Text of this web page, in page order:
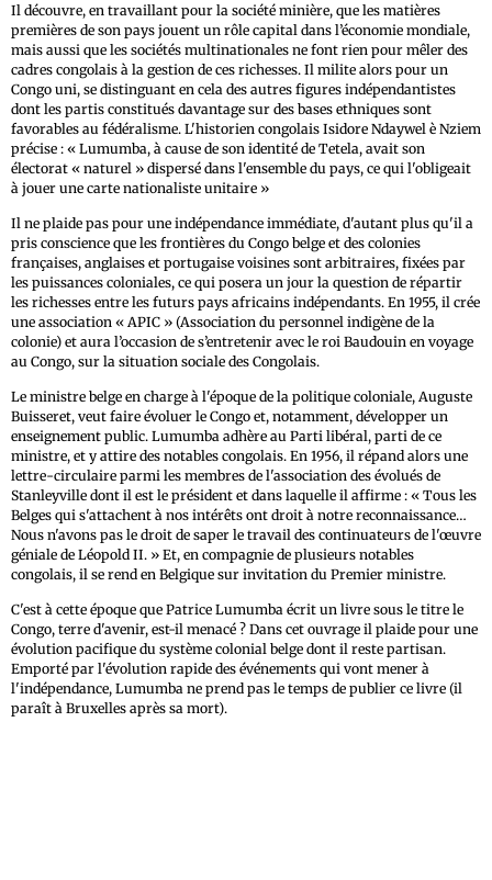
Il découvre, en travaillant pour la société minière, que les matières
premières de son pays jouent un rôle capital dans l’économie mondiale,
mais aussi que les sociétés multinationales ne font rien pour mêler des
cadres congolais à la gestion de ces richesses. Il milite alors pour un
Congo uni, se distinguant en cela des autres figures indépendantistes
dont les partis constitués davantage sur des bases ethniques sont
favorables au fédéralisme. L'historien congolais Isidore Ndaywel è Nziem
précise : « Lumumba, à cause de son identité de Tetela, avait son
électorat « naturel » dispersé dans l'ensemble du pays, ce qui l'obligeait
à jouer une carte nationaliste unitaire »
Il ne plaide pas pour une indépendance immédiate, d'autant plus qu'il a
pris conscience que les frontières du Congo belge et des colonies
françaises, anglaises et portugaise voisines sont arbitraires, fixées par
les puissances coloniales, ce qui posera un jour la question de répartir
les richesses entre les futurs pays africains indépendants. En 1955, il crée
une association « APIC » (Association du personnel indigène de la
colonie) et aura l’occasion de s’entretenir avec le roi Baudouin en voyage
au Congo, sur la situation sociale des Congolais.
Le ministre belge en charge à l'époque de la politique coloniale, Auguste
Buisseret, veut faire évoluer le Congo et, notamment, développer un
enseignement public. Lumumba adhère au Parti libéral, parti de ce
ministre, et y attire des notables congolais. En 1956, il répand alors une
lettre-circulaire parmi les membres de l'association des évolués de
Stanleyville dont il est le président et dans laquelle il affirme : « Tous les
Belges qui s'attachent à nos intérêts ont droit à notre reconnaissance…
Nous n'avons pas le droit de saper le travail des continuateurs de l'œuvre
géniale de Léopold II. » Et, en compagnie de plusieurs notables
congolais, il se rend en Belgique sur invitation du Premier ministre.
C'est à cette époque que Patrice Lumumba écrit un livre sous le titre le
Congo, terre d'avenir, est-il menacé ? Dans cet ouvrage il plaide pour une
évolution pacifique du système colonial belge dont il reste partisan.
Emporté par l'évolution rapide des événements qui vont mener à
l'indépendance, Lumumba ne prend pas le temps de publier ce livre (il
paraît à Bruxelles après sa mort).